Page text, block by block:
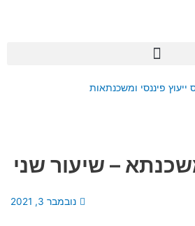
– שיעור שני
נובמבר 3, 2021